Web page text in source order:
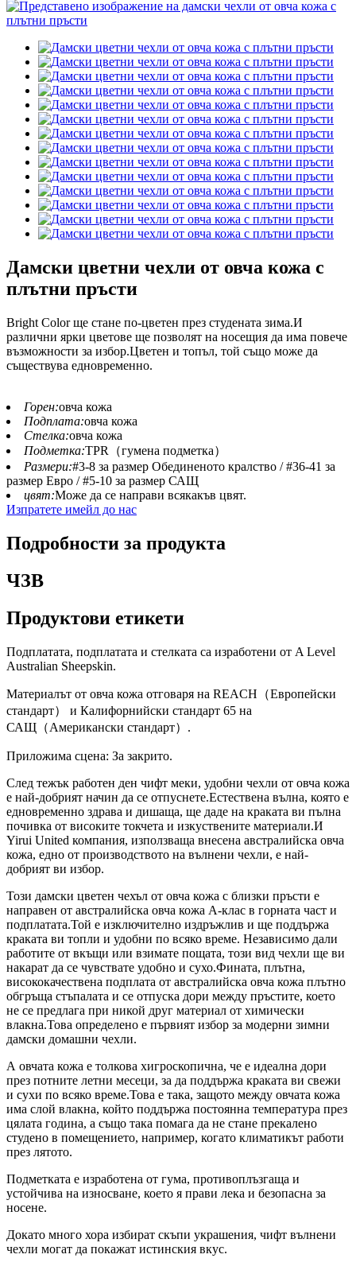
Дамски цветни чехли от овча кожа с
плътни пръсти
Bright Color ще стане по-цветен през студената зима.И
различни ярки цветове ще позволят на носещия да има повече
възможности за избор.Цветен и топъл, той също може да
съществува едновременно.
Горен:овча кожа
Подплата:овча кожа
Стелка:овча кожа
Подметка:TPR（гумена подметка）
Размери:#3-8 за размер Обединеното кралство / #36-41 за
размер Евро / #5-10 за размер САЩ
цвят:Може да се направи всякакъв цвят.
Изпратете имейл до нас
Подробности за продукта
ЧЗВ
Продуктови етикети
Подплатата, подплатата и стелката са изработени от A Level
Australian Sheepskin.
Материалът от овча кожа отговаря на REACH（Европейски
стандарт） и Калифорнийски стандарт 65 на
САЩ（Американски стандарт）.
Приложима сцена: За закрито.
След тежък работен ден чифт меки, удобни чехли от овча кожа
е най-добрият начин да се отпуснете.Естествена вълна, която е
едновременно здрава и дишаща, ще даде на краката ви пълна
почивка от високите токчета и изкуствените материали.И
Yirui United компания, използваща внесена австралийска овча
кожа, едно от производството на вълнени чехли, е най-
добрият ви избор.
Този дамски цветен чехъл от овча кожа с близки пръсти е
направен от австралийска овча кожа A-клас в горната част и
подплатата.Той е изключително издръжлив и ще поддържа
краката ви топли и удобни по всяко време. Независимо дали
работите от вкъщи или взимате пощата, този вид чехли ще ви
накарат да се чувствате удобно и сухо.Фината, плътна,
висококачествена подплата от австралийска овча кожа плътно
обгръща стъпалата и се отпуска дори между пръстите, което
не се предлага при никой друг материал от химически
влакна.Това определено е първият избор за модерни зимни
дамски домашни чехли.
А овчата кожа е толкова хигроскопична, че е идеална дори
през потните летни месеци, за да поддържа краката ви свежи
и сухи по всяко време.Това е така, защото между овчата кожа
има слой влакна, който поддържа постоянна температура през
цялата година, а също така помага да не стане прекалено
студено в помещението, например, когато климатикът работи
през лятото.
Подметката е изработена от гума, противоплъзгаща и
устойчива на износване, което я прави лека и безопасна за
носене.
Докато много хора избират скъпи украшения, чифт вълнени
чехли могат да покажат истинския вкус.